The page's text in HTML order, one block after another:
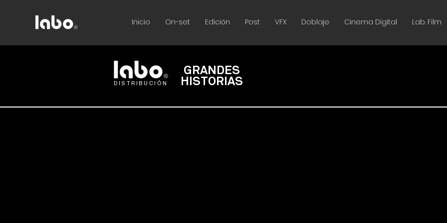
Inicio On-set Edición Post VFX Doblaje Cinema Digital Lab. Film
DISTRIBUCIÓN
GRANDES
HISTORIAS